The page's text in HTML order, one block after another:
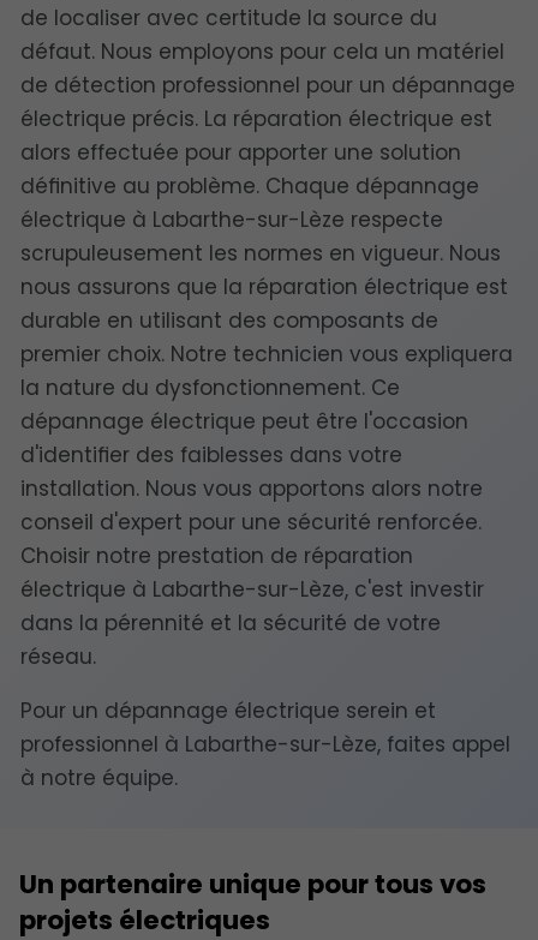
de localiser avec certitude la source du
défaut. Nous employons pour cela un matériel
de détection professionnel pour un dépannage
électrique précis. La réparation électrique est
alors effectuée pour apporter une solution
définitive au problème. Chaque dépannage
électrique à Labarthe-sur-Lèze respecte
scrupuleusement les normes en vigueur. Nous
nous assurons que la réparation électrique est
durable en utilisant des composants de
premier choix. Notre technicien vous expliquera
la nature du dysfonctionnement. Ce
dépannage électrique peut être l'occasion
d'identifier des faiblesses dans votre
installation. Nous vous apportons alors notre
conseil d'expert pour une sécurité renforcée.
Choisir notre prestation de réparation
électrique à Labarthe-sur-Lèze, c'est investir
dans la pérennité et la sécurité de votre
réseau.
Pour un dépannage électrique serein et
professionnel à Labarthe-sur-Lèze, faites appel
à notre équipe.
Un partenaire unique pour tous vos
projets électriques